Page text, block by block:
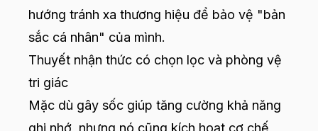
hướng tránh xa thương hiệu để bảo vệ "bản
sắc cá nhân" của mình.
Thuyết nhận thức có chọn lọc và phòng vệ
tri giác
Mặc dù gây sốc giúp tăng cường khả năng
ghi nhớ, nhưng nó cũng kích hoạt cơ chế